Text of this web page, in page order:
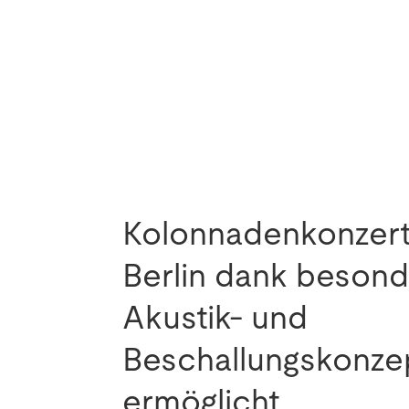
Berlin dank
Akustik- und